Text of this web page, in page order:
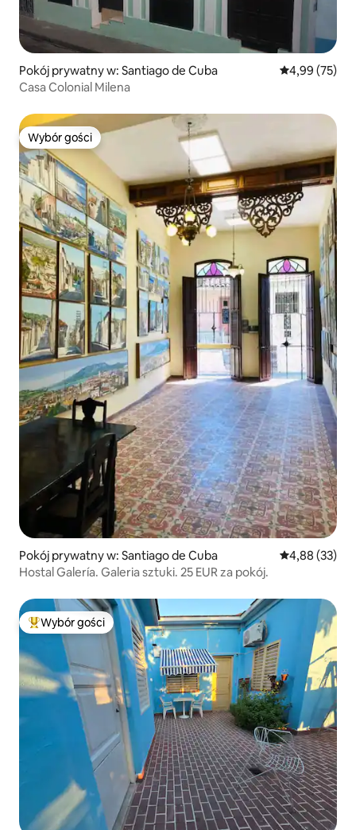
Pokój prywatny w: Santiago de Cuba Średnia
4,99 (75)
Casa Colonial Milena
Wybór gości
Wybór gości
Pokój prywatny w: Santiago de Cuba Średnia
4,88 (33)
Hostal Galería. Galeria sztuki. 25 EUR za pokój.
Najpopularniejsze z kategorii Wybór gości
Wybór gości